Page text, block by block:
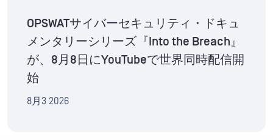
OPSWATサイバーセキュリティ・ドキュ
メンタリーシリーズ『Into the Breach』
が、8月8日にYouTubeで世界同時配信開
始
8月3 2026